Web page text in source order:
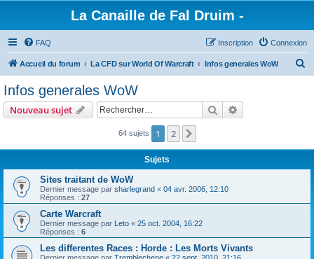
La Canaille de Fal Druim -
FAQ Connexion
Inscription
Accueil du forum La CFD sur World Of Warcraft Infos generales WoW
Infos generales WoW
Nouveau sujet Rechercher
64 sujets 1 2
Sujets
Sites traitant de WoW
Dernier message par sharlegrand « 04 avr. 2006, 12:10
Réponses : 27
Carte Warcraft
Dernier message par Leto « 25 oct. 2004, 16:22
Réponses : 6
Les differentes Races : Horde : Les Morts Vivants